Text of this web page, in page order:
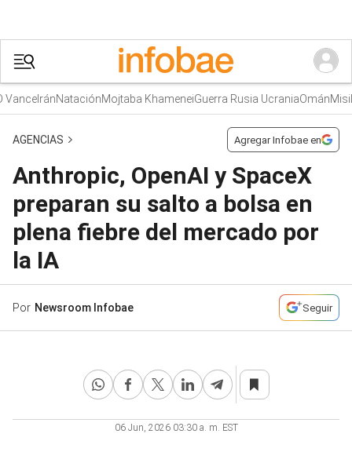
IránNataciónMojtaba KhameneiGuerra Rusia UcraniaOmán
AGENCIAS Agregar Infobae en
Anthropic, OpenAI y SpaceX
preparan su salto a bolsa en
plena fiebre del mercado por
la IA
Por Newsroom Infobae Seguir
06 Jun, 2026 03:30 a. m. EST